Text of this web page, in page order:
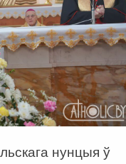
нунцыя ў